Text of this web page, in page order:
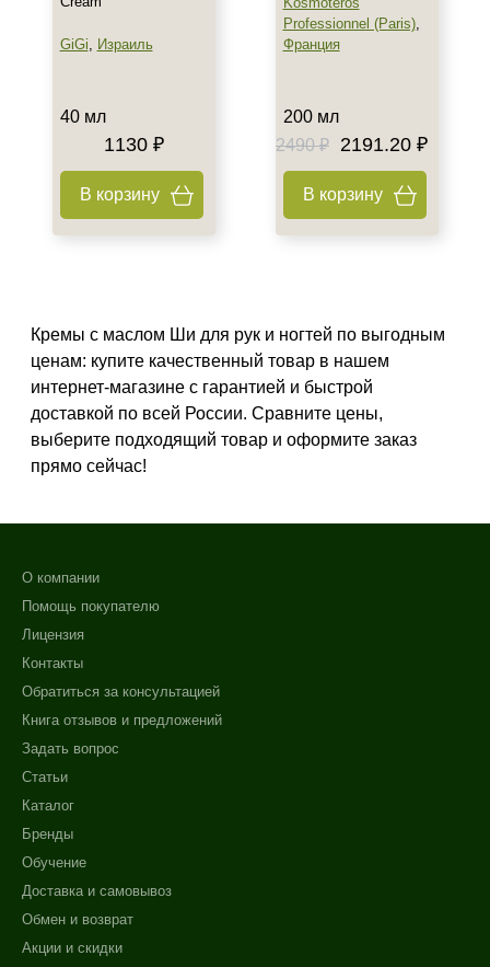
Домашняя
Профессиональная
Действие
Восстановление
Назначение против
Возрастные изменения
Гиперпигментация
Сухость
Защита
Обновление клеток
Показать еще
Область применения
Кисти рук
Руки
Объём
Показать еще
GiGi, Израиль
40 мл
1130 ₽
В корзину
Professionnel (Paris),
Франция
200 мл
2490 ₽
2191.20 ₽
В корзину
Кремы с маслом Ши для рук и ногтей по выгодным
ценам: купите качественный товар в нашем
интернет-магазине с гарантией и быстрой
доставкой по всей России. Сравните цены,
выберите подходящий товар и оформите заказ
прямо сейчас!
О компании
Помощь покупателю
Лицензия
Контакты
Обратиться за консультацией
Книга отзывов и предложений
Задать вопрос
Статьи
Каталог
Бренды
Обучение
Доставка и самовывоз
Обмен и возврат
Акции и скидки